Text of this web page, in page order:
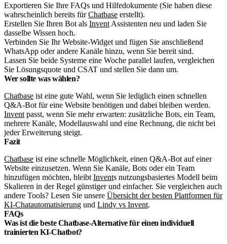
Exportieren Sie Ihre FAQs und Hilfedokumente (Sie haben diese
wahrscheinlich bereits fürChatbase erstellt).
Erstellen Sie Ihren Bot als Invent Assistenten neu und laden Sie
dasselbe Wissen hoch.
Verbinden Sie Ihr Website-Widget und fügen Sie anschließend
WhatsApp oder andere Kanäle hinzu, wenn Sie bereit sind.
Lassen Sie beide Systeme eine Woche parallel laufen, vergleichen
Sie Lösungsquote und CSAT und stellen Sie dann um.
Wer sollte was wählen?
Chatbase ist eine gute Wahl, wenn Sie lediglich einen schnellen
Q&A-Bot für eine Website benötigen und dabei bleiben werden.
Invent passt, wenn Sie mehr erwarten: zusätzliche Bots, ein Team,
mehrere Kanäle, Modellauswahl und eine Rechnung, die nicht bei
jeder Erweiterung steigt.
Fazit
Chatbase ist eine schnelle Möglichkeit, einen Q&A-Bot auf einer
Website einzusetzen. Wenn Sie Kanäle, Bots oder ein Team
hinzufügen möchten, bleibt Invents nutzungsbasiertes Modell beim
Skalieren in der Regel günstiger und einfacher. Sie vergleichen auch
andere Tools? Lesen Sie unsere Übersicht der besten Plattformen für
KI-Chatautomatisierung und Lindy vs Invent.
FAQs
Was ist die beste Chatbase-Alternative für einen individuell
trainierten KI-Chatbot?